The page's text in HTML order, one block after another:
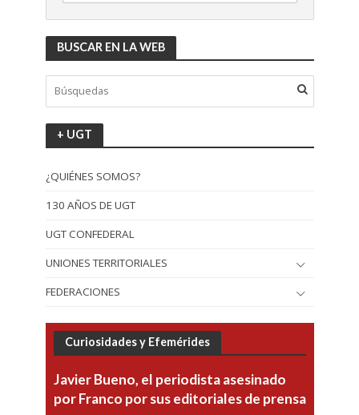
BUSCAR EN LA WEB
+ UGT
¿QUIÉNES SOMOS?
130 AÑOS DE UGT
UGT CONFEDERAL
UNIONES TERRITORIALES
FEDERACIONES
Curiosidades y Efemérides
Javier Bueno, el periodista asesinado
por Franco por sus editoriales de prensa